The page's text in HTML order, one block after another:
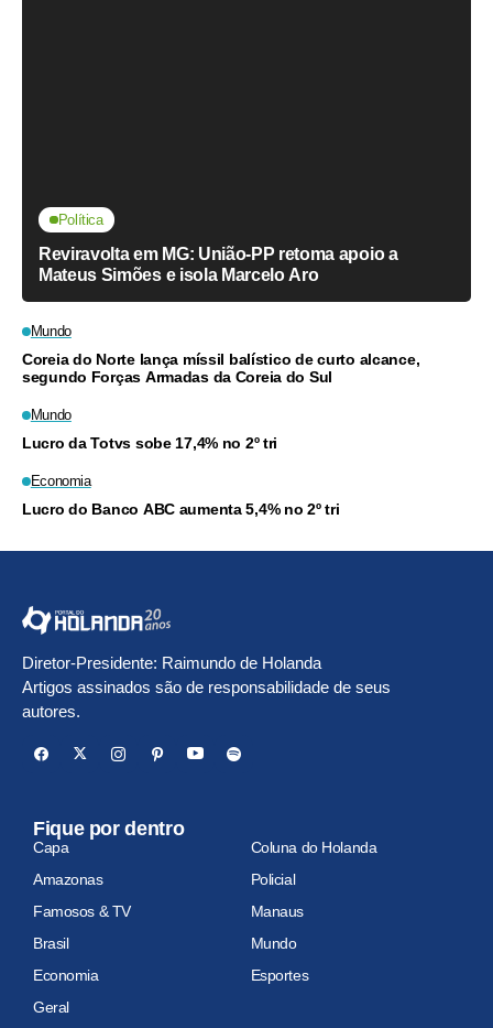
Política
Reviravolta em MG: União-PP retoma apoio a
Mateus Simões e isola Marcelo Aro
Mundo
Coreia do Norte lança míssil balístico de curto alcance,
segundo Forças Armadas da Coreia do Sul
Mundo
Lucro da Totvs sobe 17,4% no 2º tri
Economia
Lucro do Banco ABC aumenta 5,4% no 2º tri
Diretor-Presidente: Raimundo de Holanda
Artigos assinados são de responsabilidade de seus
autores.
Fique por dentro
Capa
Coluna do Holanda
Amazonas
Policial
Famosos & TV
Manaus
Brasil
Mundo
Economia
Esportes
Geral